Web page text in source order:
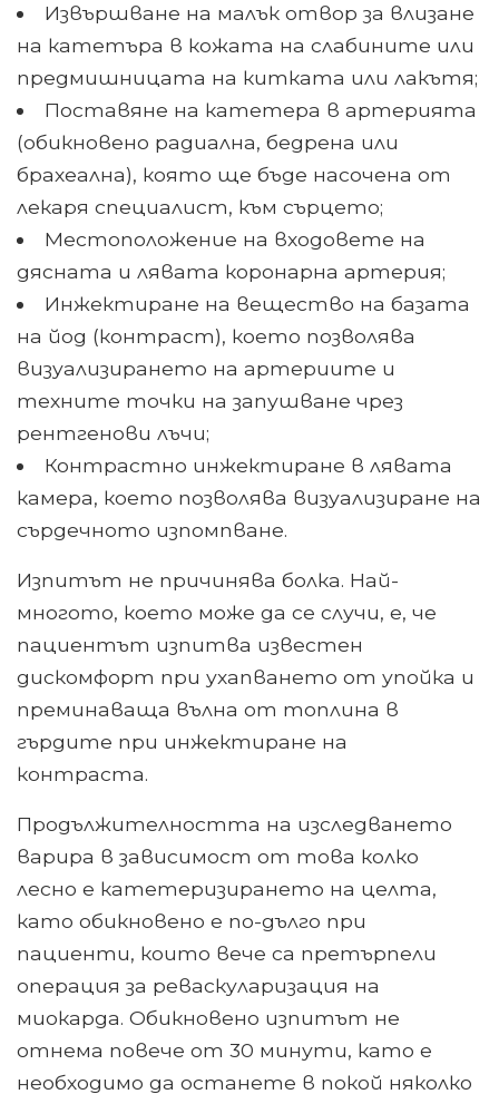
Извършване на малък отвор за влизане
на катетъра в кожата на слабините или
предмишницата на китката или лакътя;
Поставяне на катетера в артерията
(обикновено радиална, бедрена или
брахеална), която ще бъде насочена от
лекаря специалист, към сърцето;
Местоположение на входовете на
дясната и лявата коронарна артерия;
Инжектиране на вещество на базата
на йод (контраст), което позволява
визуализирането на артериите и
техните точки на запушване чрез
рентгенови лъчи;
Контрастно инжектиране в лявата
камера, което позволява визуализиране на
сърдечното изпомпване.
Изпитът не причинява болка. Най-
многото, което може да се случи, е, че
пациентът изпитва известен
дискомфорт при ухапването от упойка и
преминаваща вълна от топлина в
гърдите при инжектиране на
контраста.
Продължителността на изследването
варира в зависимост от това колко
лесно е катетеризирането на целта,
като обикновено е по-дълго при
пациенти, които вече са претърпели
операция за реваскуларизация на
миокарда. Обикновено изпитът не
отнема повече от 30 минути, като е
необходимо да останете в покой няколко